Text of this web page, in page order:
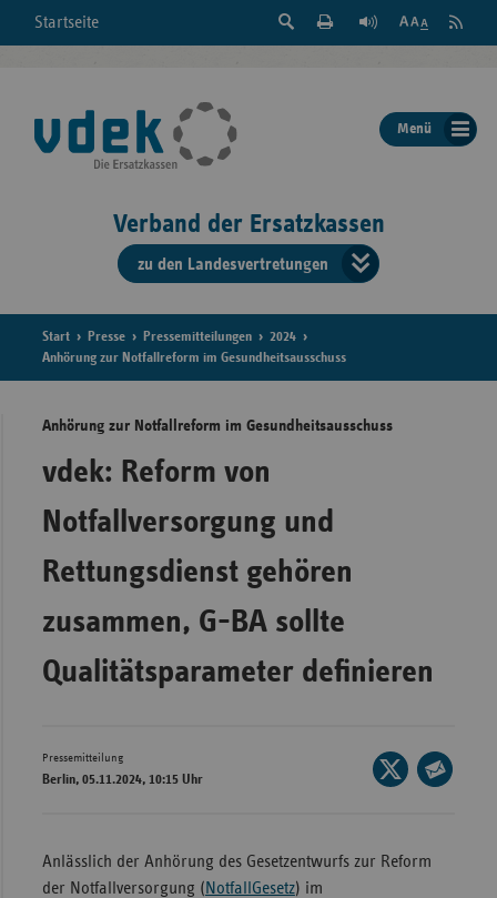
Startseite
Suche
der
Seite
Feed
Menü
Verband der Ersatzkassen
zu den Landesvertretungen
der
Start Presse Pressemitteilungen
2024
Anhörung zur Notfallreform im Gesundheitsausschuss
Anhörung zur Notfallreform im Gesundheitsausschuss
vdek: Reform von
Notfallversorgung und
Rettungsdienst gehören
zusammen, G-BA sollte
Qualitätsparameter definieren
Pressemitteilung
Berlin, 05.11.2024, 10:15 Uhr
Seite
auf
Anlässlich der Anhörung des Gesetzentwurfs zur Reform
der Notfallversorgung (NotfallGesetz) im